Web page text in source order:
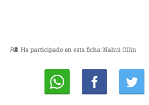
Ha participado en esta ficha:Nahui Ollin